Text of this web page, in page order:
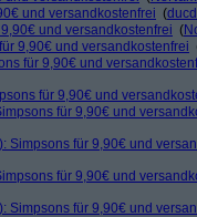
und versandkostenfrei (
und versandkostenfrei (
9,90€ und versandkostenfrei
für 9,90€ und
für 9,90€ und
für 9,90€ und
Simpsons für 9,90€ und
für 9,90€ und
Simpsons für 9,90€ und